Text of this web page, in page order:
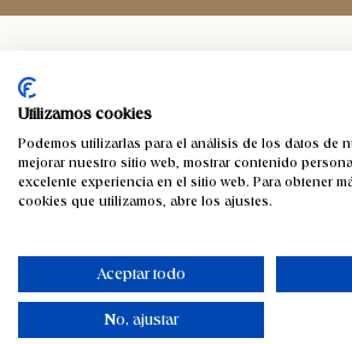
Capazo de esparto
para usar como
muy práctico, especialmente para
chimeneaen casa. Pero no sólo
podemos emplearlos como
Utilizamos cookies
Podemos utilizarlas para el análisis de los datos de
mejorar nuestro sitio web, mostrar contenido
excelente experiencia en el sitio web. Para obtener
cookies que utilizamos, abre los ajustes.
Aceptar todo
No, ajustar